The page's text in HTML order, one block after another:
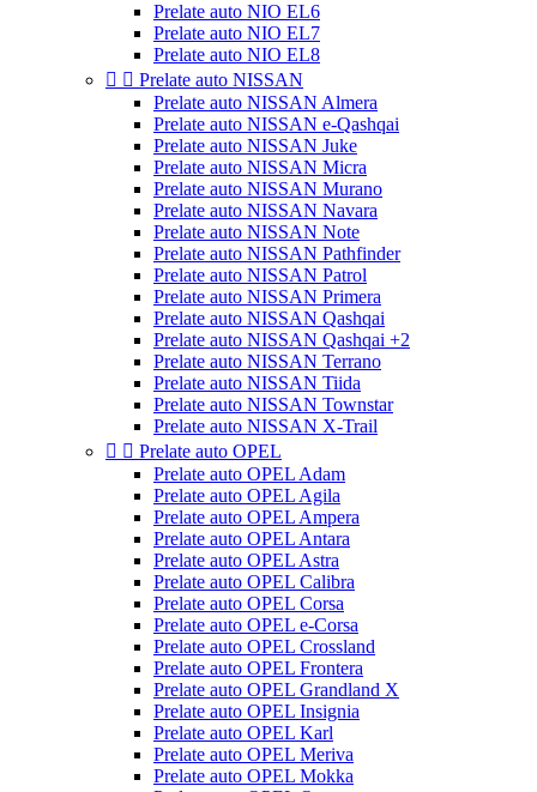
Prelate auto NIO EL6
Prelate auto NIO EL7
Prelate auto NIO EL8
  Prelate auto NISSAN
Prelate auto NISSAN Almera
Prelate auto NISSAN e-Qashqai
Prelate auto NISSAN Juke
Prelate auto NISSAN Micra
Prelate auto NISSAN Murano
Prelate auto NISSAN Navara
Prelate auto NISSAN Note
Prelate auto NISSAN Pathfinder
Prelate auto NISSAN Patrol
Prelate auto NISSAN Primera
Prelate auto NISSAN Qashqai
Prelate auto NISSAN Qashqai +2
Prelate auto NISSAN Terrano
Prelate auto NISSAN Tiida
Prelate auto NISSAN Townstar
Prelate auto NISSAN X-Trail
  Prelate auto OPEL
Prelate auto OPEL Adam
Prelate auto OPEL Agila
Prelate auto OPEL Ampera
Prelate auto OPEL Antara
Prelate auto OPEL Astra
Prelate auto OPEL Calibra
Prelate auto OPEL Corsa
Prelate auto OPEL e-Corsa
Prelate auto OPEL Crossland
Prelate auto OPEL Frontera
Prelate auto OPEL Grandland X
Prelate auto OPEL Insignia
Prelate auto OPEL Karl
Prelate auto OPEL Meriva
Prelate auto OPEL Mokka